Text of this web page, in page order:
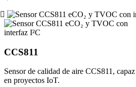
Ampliar imagen de CCS811
CCS811
Sensor de calidad de aire CCS811,
en proyectos IoT.